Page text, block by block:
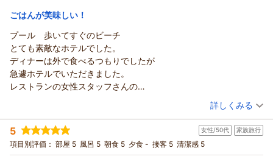
お忙しい中、貴重なご意見をお寄せいただき誠にありがとうご
宿泊価格帯： 12,001～13,000円(大人一人あたり/税込)
サザンビーチホテル＆リゾート沖縄からの返信
この度は当ホテルをご利用いただき、誠にありがとうございま
した。
お子様の記念すべき飛行機デビューの旅が、海やプールでの楽
しい思い出となったご様子に、私どもも大変嬉しく思っており
一方で、朝食のバリエーションや客室浴室の清掃状態につきま
して、ご期待に沿えず誠に申し訳ございませんでした。
いただきました朝食へのご意見は今後のメニュー改善の参考と
し、客室のカビにつきましては直ちに客室管理を徹底し、清
ごはんが美味しい！
プール 歩いてすぐのビーチ
とても素敵なホテルでした。
ディナーは外で食べるつもりでしたが
急遽ホテルでいただきました。
レストランの女性スタッフさんの
大満足です。
少し気になったのは
レストランがどこにあってどんなお料理を提供しているのか
（投稿日：2026/07/15）
宿泊時期： 2026年07月宿泊 (友達旅行)
投稿者： ゆかりさん
宿泊プラン： 【早期割55】連泊でホテルクレジット付♪夕陽を望むビーチま
で徒歩1分の糸満リゾート！／朝食ブッフェ付
トリプル 朝のみ
詳しくみる
5 女性/50代 家族旅行
項目別評価： 部屋 5 風呂 5 朝食 5 夕食 - 接客 5 清潔感 5